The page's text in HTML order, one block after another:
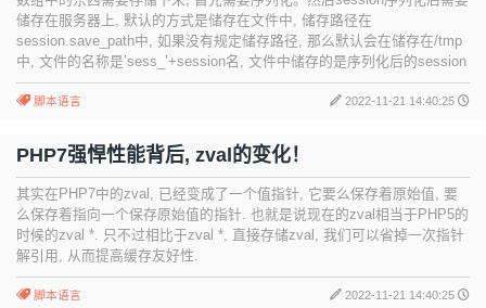
储存在服务器上, 默认的方式是储存在文件中, 储存路径在
session.save_path中, 如果没有规定储存路径, 那么默认会在储存在/tmp
中, 文件的名称是’sess_’+session名, 文件中储存的是序列化后的session
脚本语言 2022-11-21 14:40:25
PHP7强悍性能背后, zval的变化！
其实在PHP7中的zval, 已经变成了一个值指针, 它要么保存着原始值, 要
么保存着指向一个保存原始值的指针. 也就是说现在的zval相当于PHP5的
时候的zval *. 只不过相比于zval *, 直接存储zval, 我们可以省掉一次指针
解引用, 从而提高缓存友好性.
脚本语言 2022-11-21 14:40:25